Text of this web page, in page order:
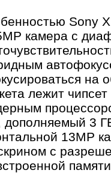
Sony
камера с
на
лежит
дополняемый 3
13МР
с